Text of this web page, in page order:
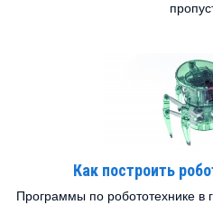
Как построить
Программы по робототехнике в